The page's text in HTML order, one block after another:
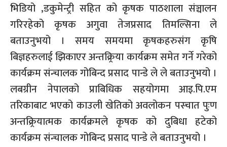
भिडियो ,डकुमेन्ट्री सहित को कृषक पाठशाला संञ्चालन
गरिरहेको कृषक अगुवा तेजप्रसाद तिमल्सिना ले
बताउनुभयो । समय समयमा कृषकहरुसंग कृषि
बिज्ञहरुलाई झिकाएर अन्तक्र्रिया कार्यक्रम समेत गर्ने गरेको
कार्यक्रम संन्चालक गोबिन्द प्रसाद पान्डे ले ले बताउनुभयो ।
लबग्रीन नेपालको प्राबिधिक सहयोगमा आइ.पि.एम
तरिकाबाट भएको काउली खेतिको अवलोकन पस्चात पुःण
अन्तक्र्रियात्मक कार्यक्रमले कृषक को दुबिधा हटेको
कार्यक्रम संन्चालक गोबिन्द प्रसाद पान्डे ले बताउनुभयो ।